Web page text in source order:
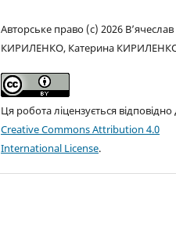
Авторське право (c) 2026 В’ячеслав
КИРИЛЕНКО, Катерина
Ця робота ліцензується відповідно
Creative Commons Attribution 4.0
International License.